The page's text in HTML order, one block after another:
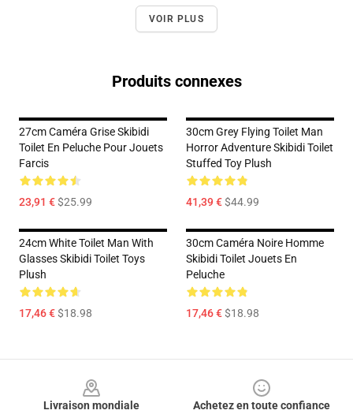
VOIR PLUS
Produits connexes
27cm Caméra Grise Skibidi
Toilet En Peluche Pour Jouets
Farcis
23,91 €$25.99
30cm Grey Flying Toilet Man
Horror Adventure Skibidi Toilet
Stuffed Toy Plush
41,39 €$44.99
24cm White Toilet Man With
Glasses Skibidi Toilet Toys
Plush
17,46 €$18.98
30cm Caméra Noire Homme
Skibidi Toilet Jouets En
Peluche
17,46 €$18.98
Livraison mondiale
Achetez en toute confiance